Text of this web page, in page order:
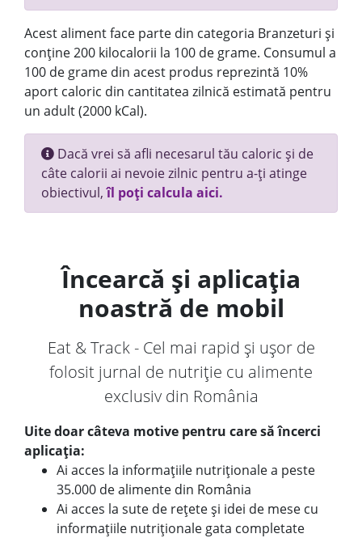
Acest aliment face parte din categoria Branzeturi și
conține 200 kilocalorii la 100 de grame. Consumul a
100 de grame din acest produs reprezintă 10%
aport caloric din cantitatea zilnică estimată pentru
un adult (2000 kCal).
Dacă vrei să afli necesarul tău caloric și de
câte calorii ai nevoie zilnic pentru a-ți atinge
obiectivul,îl poți calcula aici.
Încearcă și aplicația
noastră de mobil
Eat & Track - Cel mai rapid și ușor de
folosit jurnal de nutriție cu alimente
exclusiv din România
Uite doar câteva motive pentru care să încerci
aplicația:
Ai acces la informațiile nutriționale a peste
35.000 de alimente din România
Ai acces la sute de rețete și idei de mese cu
informațiile nutriționale gata completate